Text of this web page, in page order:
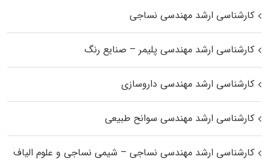
کارشناسی ارشد مهندسی نساجی
کارشناسی ارشد مهندسی پلیمر – صنایع رنگ
کارشناسی ارشد مهندسی داروسازی
کارشناسی ارشد مهندسی سوانح طبیعی
کارشناسی ارشد مهندسی نساجی – شیمی نساجی و علوم الیاف